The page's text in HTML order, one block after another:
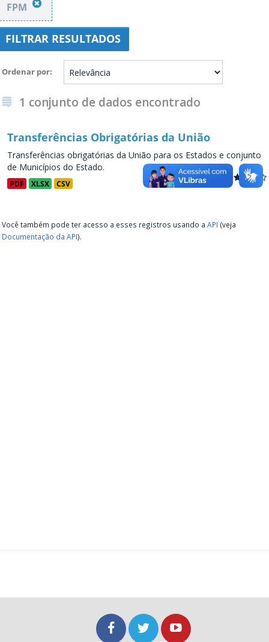
FPM
FILTRAR RESULTADOS
Ordenar por
1 conjunto de dados encontrado
Transferências Obrigatórias da União
Transferências obrigatórias da União para os Estados e conjunto
de Municípios do Estado.
PDF XLSX CSV
Você também pode ter acesso a esses registros usando a API (veja
Documentação da API).